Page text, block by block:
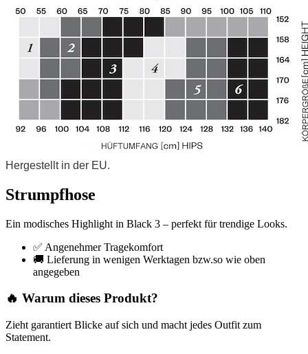
Hergestellt in der EU.
Strumpfhose
Ein modisches Highlight in Black 3 – perfekt für trendige Looks.
✅ Angenehmer Tragekomfort
🚚 Lieferung in wenigen Werktagen bzw.so wie oben
angegeben
🔥 Warum dieses Produkt?
Zieht garantiert Blicke auf sich und macht jedes Outfit zum
Statement.